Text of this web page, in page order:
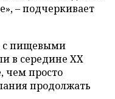
– подчеркивает
с пищевыми
в середине ХХ
чем просто
продолжать